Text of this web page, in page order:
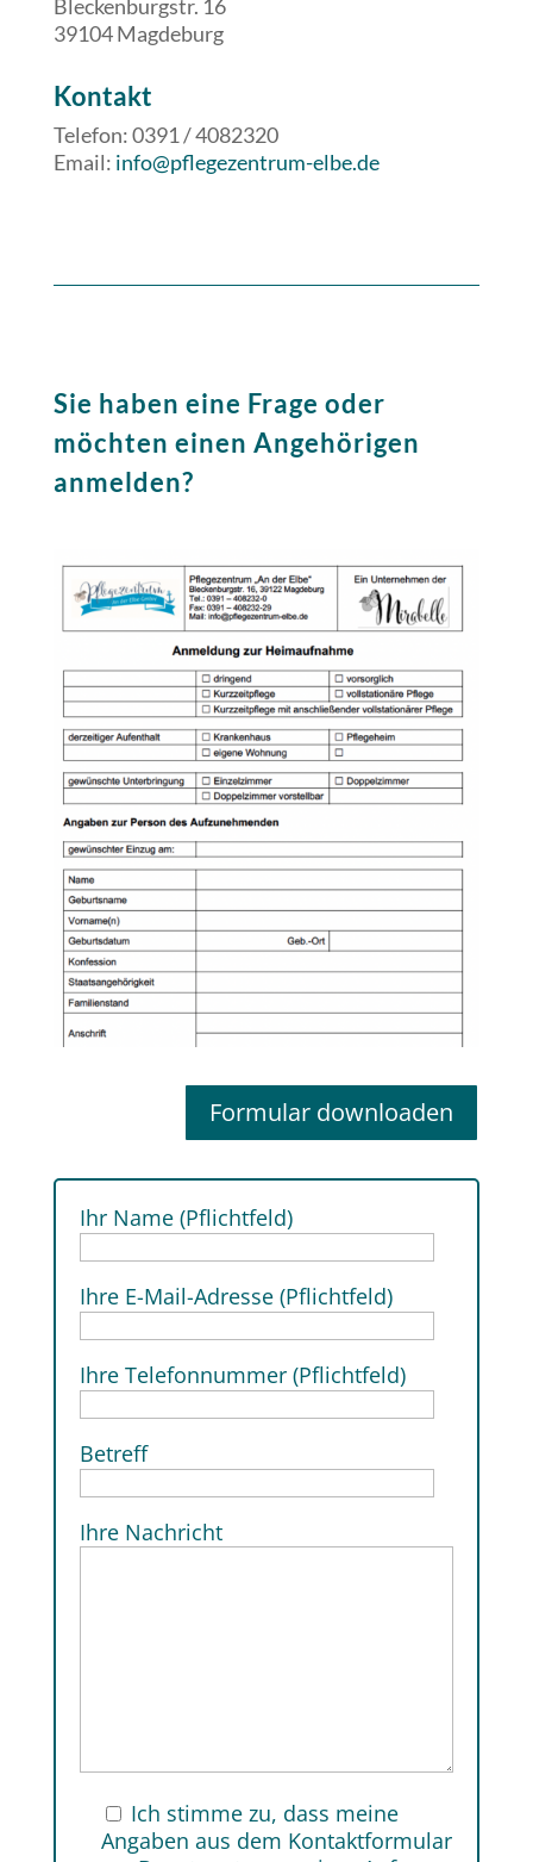
Bleckenburgstr. 16
39104 Magdeburg
​​Kontakt
Telefon: 0391 / 4082320
Email: info@pflegezentrum-elbe.de
Sie haben eine Frage oder
möchten einen Angehörigen
anmelden?
Formular downloaden
Ihr Name (Pflichtfeld)
Ihre E-Mail-Adresse (Pflichtfeld)
Ihre Telefonnummer (Pflichtfeld)
Betreff
Ihre Nachricht
Ich stimme zu, dass meine
Angaben aus dem Kontaktformular